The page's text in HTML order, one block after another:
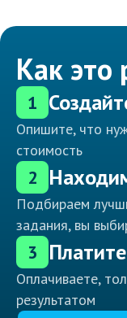
Как это
1
Опишите, что
стоимость
2
Подбираем
задания, вы
3
Оплачиваете,
результатом